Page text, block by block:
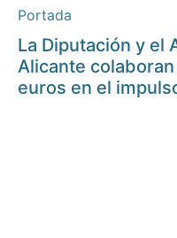
Portada
La Diputación y el
Alicante
euros en el